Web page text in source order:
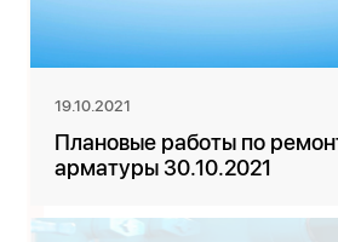
19.10.2021
Плановые работы по
арматуры 30.10.2021